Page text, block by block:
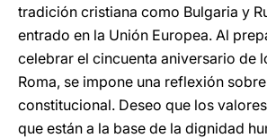
tradición cristiana como Bulgaria y
entrado en la Unión Europea. Al
celebrar el cincuenta aniversario de
Roma, se impone una reflexión
constitucional. Deseo que los
que están a la base de la dignidad